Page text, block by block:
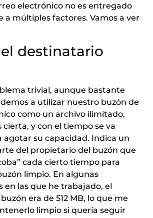
electrónico no es entregado
a múltiples factores. Vamos a ver
destinatario
trivial, aunque bastante
a utilizar nuestro buzón de
como un archivo ilimitado,
cierta, y con el tiempo se va
agotar su capacidad. Indica un
del propietario del buzón que
cada cierto tiempo para
limpio. En algunas
en las que he trabajado, el
era de 512 MB, lo que me
limpio si quería seguir